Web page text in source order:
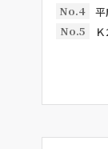
No.4
No.5